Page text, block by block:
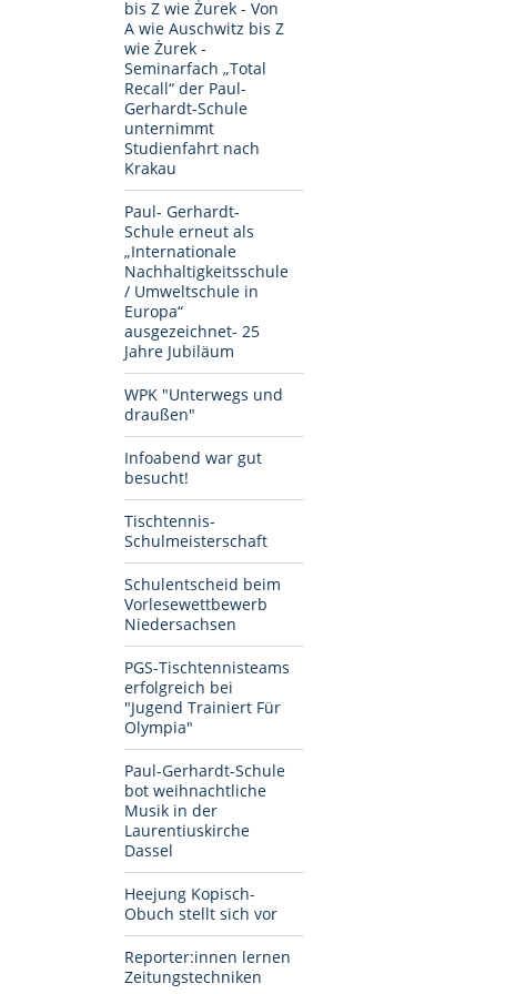
bis Z wie Żurek - Von
A wie Auschwitz bis Z
wie Żurek -
Seminarfach „Total
Recall“ der Paul-
Gerhardt-Schule
unternimmt
Studienfahrt nach
Krakau
Paul- Gerhardt-
Schule erneut als
„Internationale
Nachhaltigkeitsschule
/ Umweltschule in
Europa“
ausgezeichnet- 25
Jahre Jubiläum
WPK "Unterwegs und
draußen"
Infoabend war gut
besucht!
Tischtennis-
Schulmeisterschaft
Schulentscheid beim
Vorlesewettbewerb
Niedersachsen
PGS-Tischtennisteams
erfolgreich bei
"Jugend Trainiert Für
Olympia"
Paul-Gerhardt-Schule
bot weihnachtliche
Musik in der
Laurentiuskirche
Dassel
Heejung Kopisch-
Obuch stellt sich vor
Reporter:innen lernen
Zeitungstechniken